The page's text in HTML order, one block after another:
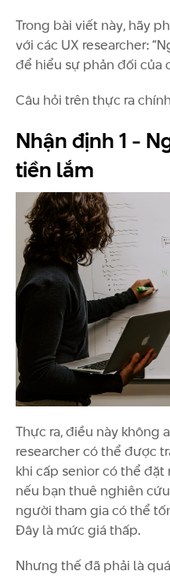
Trong bài viết này, hãy
với các UX researcher:
để hiểu sự phản đối của
Câu hỏi trên thực ra
Nhận định 1 -
tiền lắm
Thực ra, điều này không
researcher có thể được
khi cấp senior có thể đặt
nếu bạn thuê nghiên
người tham gia có thể
Đây là mức giá thấp.
Nhưng thế đã phải là